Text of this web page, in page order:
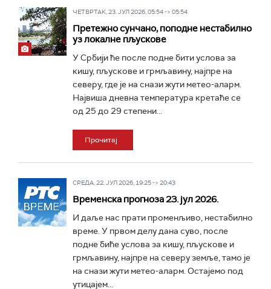
ЧЕТВРТАК, 23. ЈУЛ 2026, 05:54 -> 05:54
Претежно сунчано, поподне нестабилно
уз локалне пљускове
У Србији ће после подне бити услова за
кишу, пљускове и грмљавину, најпре на
северу, где је на снази жути метео-аларм.
Највиша дневна температура кретаће се
од 25 до 29 степени...
Прочитај
СРЕДА, 22. ЈУЛ 2026, 19:25 -> 20:43
Временска прогноза 23. јул 2026.
И даље нас прати променљиво, нестабилно
време. У првом делу дана суво, после
подне биће услова за кишу, пљускове и
грмљавину, најпре на северу земље, тамо је
на снази жути метео-аларм. Остајемо под
утицајем...